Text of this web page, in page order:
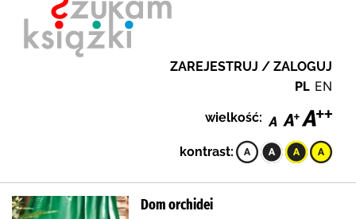
ZAREJESTRUJ / ZALOGUJ
PL EN
wielkość:
kontrast:
Dom orchidei